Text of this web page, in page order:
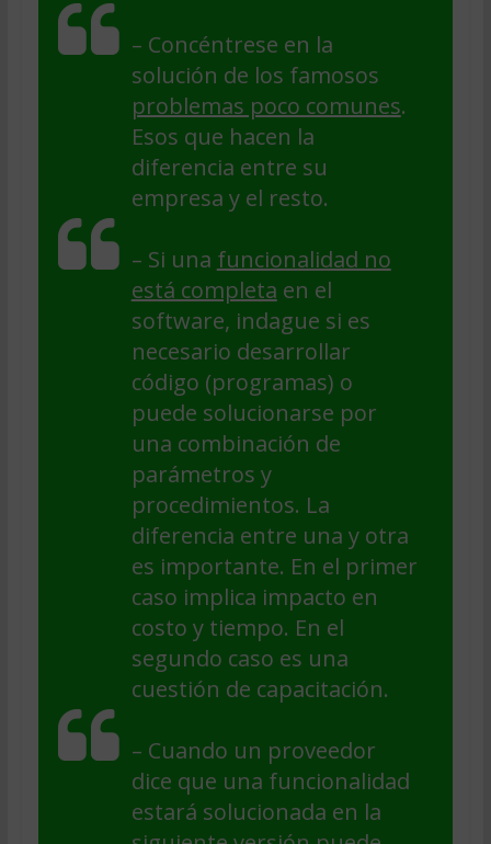
– Concéntrese en la
solución de los famosos
problemas poco comunes.
Esos que hacen la
diferencia entre su
empresa y el resto.
– Si una funcionalidad no
está completa en el
software, indague si es
necesario desarrollar
código (programas) o
puede solucionarse por
una combinación de
parámetros y
procedimientos. La
diferencia entre una y otra
es importante. En el primer
caso implica impacto en
costo y tiempo. En el
segundo caso es una
cuestión de capacitación.
– Cuando un proveedor
dice que una funcionalidad
estará solucionada en la